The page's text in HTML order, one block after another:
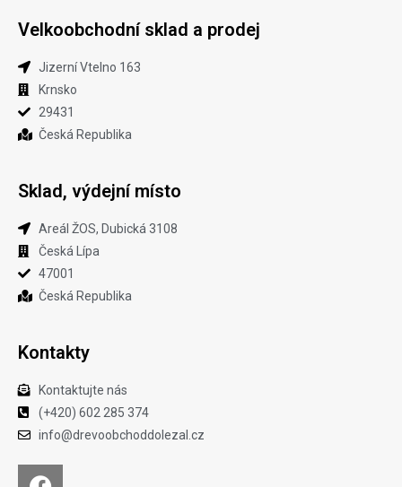
Velkoobchodní sklad a prodej​
Jizerní Vtelno 163​
Krnsko
29431
Česká Republika
Sklad, výdejní místo
Areál ŽOS, Dubická 3108
Česká Lípa
47001
Česká Republika
Kontakty
Kontaktujte nás
(+420) 602 285 374
info@drevoobchoddolezal.cz